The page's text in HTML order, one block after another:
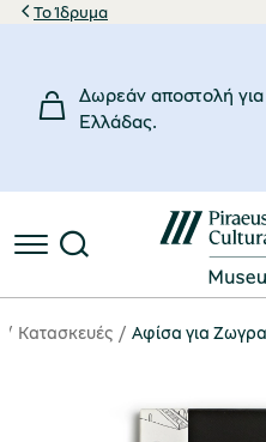
Το Ίδρυμα
Δωρεάν αποστολή
Eλλάδας.
Κατασκευές Αφίσα για